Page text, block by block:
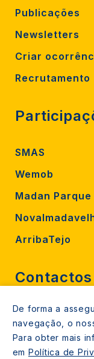
Publicações
Newsletters
Criar
Recrutamento
SMAS
Wemob
Madan
ArribaTejo
Contactos
212 724 000
800206770
De forma a
navegação, o
Para obter mais
em Política de